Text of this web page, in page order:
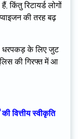
किंतु रिटायर्ड लोगों
की तरह बढ़
धरपकड़ के लिए जुट
की गिरफ्त में आ
वित्तीय स्वीकृति